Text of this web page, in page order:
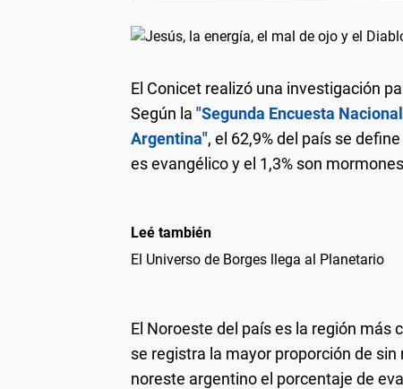
El Conicet realizó una investigación
Según la "Segunda Encuesta
Argentina", el 62,9% del país se
es evangélico y el 1,3% son
Leé también
El Universo de Borges llega al Planetario
El Noroeste del país es la región más
se registra la mayor proporción de
noreste argentino el porcentaje de